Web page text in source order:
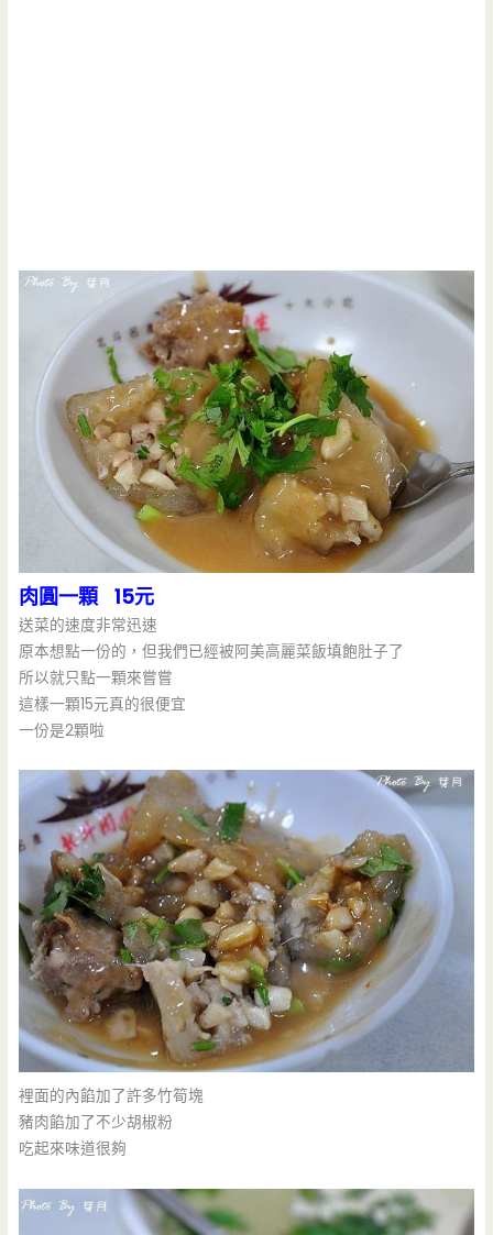
肉圓一顆 15元
送菜的速度非常迅速
原本想點一份的，但我們已經被阿美高麗菜飯填飽肚子了
所以就只點一顆來嘗嘗
這樣一顆15元真的很便宜
一份是2顆啦
裡面的內餡加了許多竹筍塊
豬肉餡加了不少胡椒粉
吃起來味道很夠